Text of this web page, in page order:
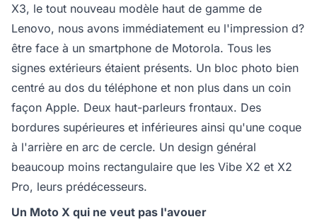
X3, le tout nouveau modèle haut de gamme de
Lenovo, nous avons immédiatement eu l'impression d?
être face à un smartphone de Motorola. Tous les
signes extérieurs étaient présents. Un bloc photo bien
centré au dos du téléphone et non plus dans un coin
façon Apple. Deux haut-parleurs frontaux. Des
bordures supérieures et inférieures ainsi qu'une coque
à l'arrière en arc de cercle. Un design général
beaucoup moins rectangulaire que les Vibe X2 et X2
Pro, leurs prédécesseurs.
Un Moto X qui ne veut pas l'avouer